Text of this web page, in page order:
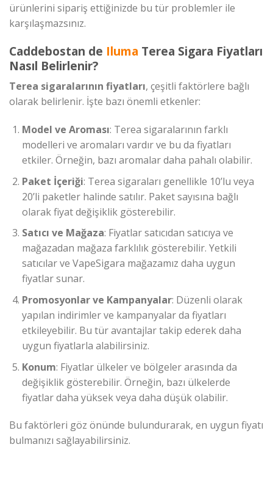
ürünlerini sipariş ettiğinizde bu tür problemler ile
karşılaşmazsınız.
Caddebostan de Iluma Terea Sigara Fiyatları
Nasıl Belirlenir?
Terea sigaralarının fiyatları, çeşitli faktörlere bağlı
olarak belirlenir. İşte bazı önemli etkenler:
Model ve Aroması: Terea sigaralarının farklı
modelleri ve aromaları vardır ve bu da fiyatları
etkiler. Örneğin, bazı aromalar daha pahalı olabilir.
Paket İçeriği: Terea sigaraları genellikle 10’lu veya
20’li paketler halinde satılır. Paket sayısına bağlı
olarak fiyat değişiklik gösterebilir.
Satıcı ve Mağaza: Fiyatlar satıcıdan satıcıya ve
mağazadan mağaza farklılık gösterebilir. Yetkili
satıcılar ve VapeSigara mağazamız daha uygun
fiyatlar sunar.
Promosyonlar ve Kampanyalar: Düzenli olarak
yapılan indirimler ve kampanyalar da fiyatları
etkileyebilir. Bu tür avantajlar takip ederek daha
uygun fiyatlarla alabilirsiniz.
Konum: Fiyatlar ülkeler ve bölgeler arasında da
değişiklik gösterebilir. Örneğin, bazı ülkelerde
fiyatlar daha yüksek veya daha düşük olabilir.
Bu faktörleri göz önünde bulundurarak, en uygun fiyatı
bulmanızı sağlayabilirsiniz.